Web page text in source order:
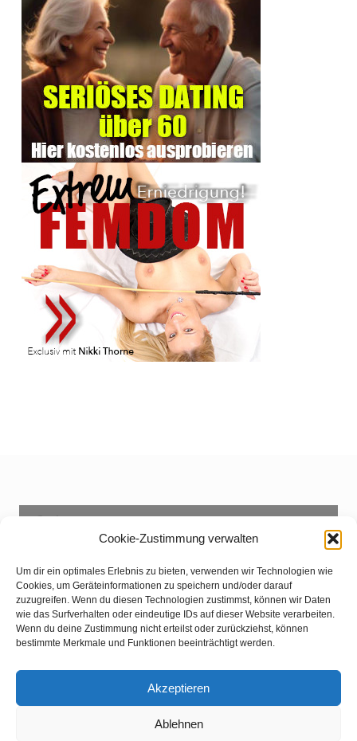
Cookie-Zustimmung verwalten
Um dir ein optimales Erlebnis zu bieten, verwenden wir Technologien wie
Cookies, um Geräteinformationen zu speichern und/oder darauf
zuzugreifen. Wenn du diesen Technologien zustimmst, können wir Daten
wie das Surfverhalten oder eindeutige IDs auf dieser Website verarbeiten.
Wenn du deine Zustimmung nicht erteilst oder zurückziehst, können
bestimmte Merkmale und Funktionen beeinträchtigt werden.
Akzeptieren
Ablehnen
Suchen
© 2023. All Rights Reserved.Impressum Datenschutz Harry hilft -